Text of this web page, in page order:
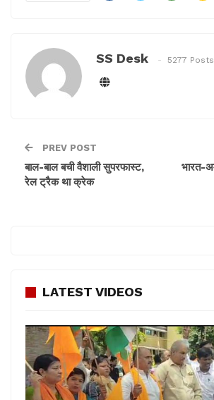
कक्कड़, हिमेश रेशमिया और विशाल ददलानी
सोनी एंटरटेनमेंट टेलीविजन पर प्रसारित होता
SS Desk 5277 Posts
PREV POST
बाल-बाल बची वैशाली सुपरफास्ट,
रेल ट्रैक था क्रेक
भारत-
LATEST VIDEOS